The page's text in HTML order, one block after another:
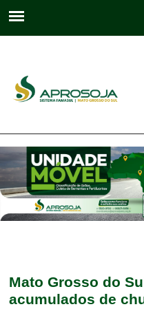
Mato Grosso do
acumulados de